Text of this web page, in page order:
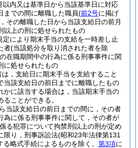
以内又は基準日から当該基準日に対応
までの間に離職した職員(前2号に掲げ
その離職した日から当該支給日の前月
以上の刑に処せられたもの
定により期末手当の支給を一時差し止
者(当該処分を取り消された者を除
在職期間中の行為に係る刑事事件に関
に処せられたもの
，支給日に期末手当を支給すること
当該支給日の前日までに離職したもの
かに該当する場合は，当該期末手当の
ことができる。
当該支給日の前日までの間に，その者
為に係る刑事事件に関して，その者が
る犯罪について拘禁刑以上の刑が定め
限り，刑事訴訟法(昭和23年法律第131
略式手続によるものを除く。 第3項に